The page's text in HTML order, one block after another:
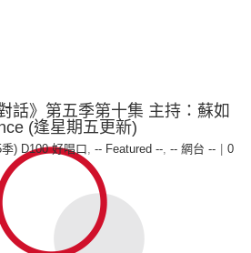
話》第五季第十集 主持：蘇如
(逢星期五更新)
) D100 好唱口, -- Featured --, -- 網台 --
0